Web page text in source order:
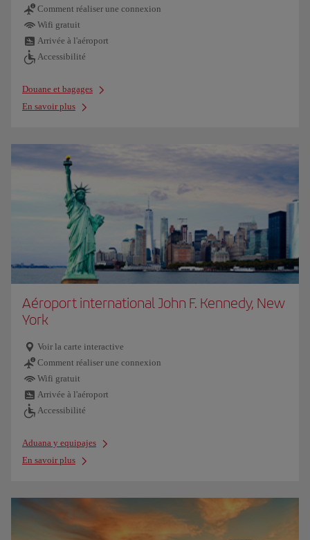
Comment réaliser une connexion
Wifi gratuit
Arrivée à l'aéroport
Accessibilité
Douane et bagages
En savoir plus
Aéroport international John F. Kennedy, New
York
Voir la carte interactive
Comment réaliser une connexion
Wifi gratuit
Arrivée à l'aéroport
Accessibilité
Aduana y equipajes
En savoir plus